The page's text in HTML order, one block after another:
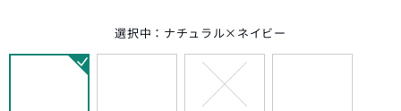
選択中： ナチュラル×ネイビー